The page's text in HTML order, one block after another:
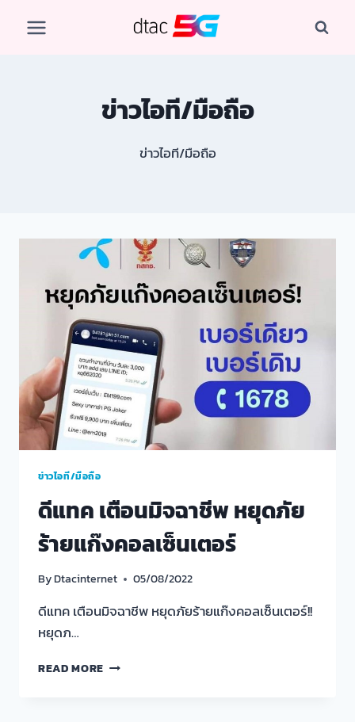
ข่าวไอที/มือถือ
ข่าวไอที/มือถือ
ข่าวไอที/มือถือ
ดีแทค เตือนมิจฉาชีพ หยุดภัย
ร้ายแก๊งคอลเซ็นเตอร์
ByDtacinternet 05/08/2022
ดีแทค เตือนมิจฉาชีพ หยุดภัยร้ายแก๊งคอลเซ็นเตอร์!!
หยุดภ…
READ MORE ดี